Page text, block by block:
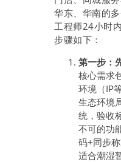
华东、华南的
工程师24小时
步骤如下：
第一步：
核心需求
环境（IP
生态环境
统，验收
不可的功
码+同步
适合潮湿